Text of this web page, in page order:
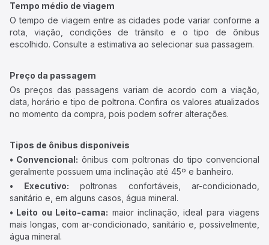
Tempo médio de viagem
O tempo de viagem entre as cidades pode variar conforme a
rota, viação, condições de trânsito e o tipo de ônibus
escolhido. Consulte a estimativa ao selecionar sua passagem.
Preço da passagem
Os preços das passagens variam de acordo com a viação,
data, horário e tipo de poltrona. Confira os valores atualizados
no momento da compra, pois podem sofrer alterações.
Tipos de ônibus disponíveis
• Convencional: ônibus com poltronas do tipo convencional
geralmente possuem uma inclinação até 45º e banheiro.
• Executivo: poltronas confortáveis, ar-condicionado,
sanitário e, em alguns casos, água mineral.
• Leito ou Leito-cama: maior inclinação, ideal para viagens
mais longas, com ar-condicionado, sanitário e, possivelmente,
água mineral.